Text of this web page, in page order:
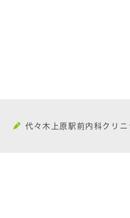
代々木上原駅前内科クリニ